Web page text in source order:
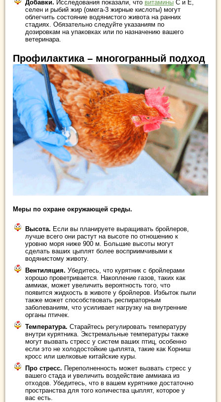
Добавки. Исследования показали, что витамины С и Е,
селен и рыбий жир (омега-3 жирные кислоты) могут
облегчить состояние водянистого живота на ранних
стадиях. Обязательно следуйте указаниям по
дозировкам на упаковках или по назначению вашего
ветеринара.
Профилактика – многогранный подход
Меры по охране окружающей среды.
Высота. Если вы планируете выращивать бройлеров,
лучше всего они растут на высоте по отношению к
уровню моря ниже 900 м. Большие высоты могут
сделать ваших цыплят более восприимчивыми к
водянистому животу.
Вентиляция. Убедитесь, что курятник с бройлерами
хорошо проветривается. Накопление газов, таких как
аммиак, может увеличить вероятность того, что
появится жидкость в животе у бройлеров. Избыток пыли
также может способствовать респираторным
заболеваниям, что усиливает нагрузку на внутренние
органы птичек.
Температура. Старайтесь регулировать температуру
внутри курятника. Экстремальные температуры также
могут вызвать стресс у систем ваших птиц, особенно
если это не холодостойкие цыплята, такие как Корниш
кросс или шелковые китайские куры.
Про стресс. Переполненность может вызвать стресс у
вашего стада и увеличить воздействие аммиака из
отходов. Убедитесь, что в вашем курятнике достаточно
пространства для того количества цыплят, которое у
вас есть.